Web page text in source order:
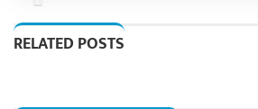
Previous
RELATED POSTS